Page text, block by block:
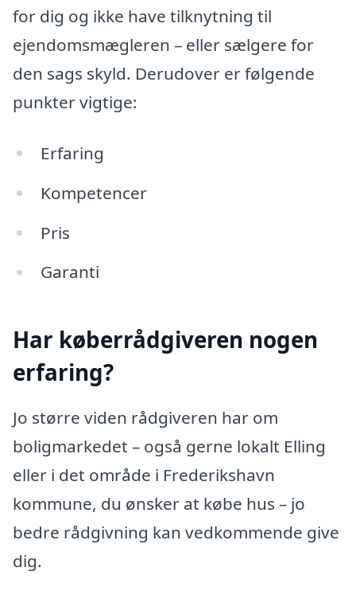
for dig og ikke have tilknytning til
ejendomsmægleren – eller sælgere for
den sags skyld. Derudover er følgende
punkter vigtige:
Erfaring
Kompetencer
Pris
Garanti
Har køberrådgiveren nogen
erfaring?
Jo større viden rådgiveren har om
boligmarkedet – også gerne lokalt Elling
eller i det område i Frederikshavn
kommune, du ønsker at købe hus – jo
bedre rådgivning kan vedkommende give
dig.